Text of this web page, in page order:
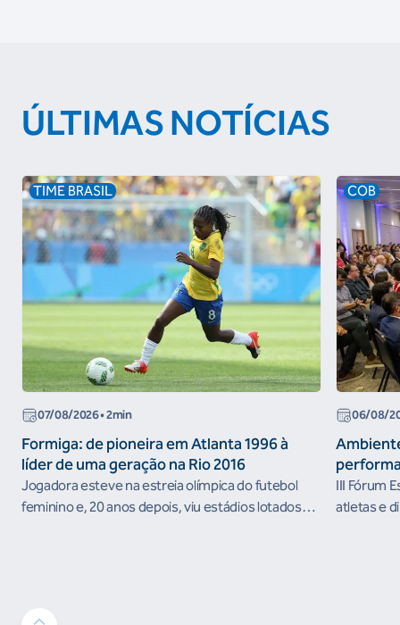
ÚLTIMAS NOTÍCIAS
TIME BRASIL
07/08/2026• 2min
Formiga: de pioneira em Atlanta 1996 à
líder de uma geração na Rio 2016
Jogadora esteve na estreia olímpica do futebol
feminino e, 20 anos depois, viu estádios lotados
COB
06/08/
III Fórum
atletas e